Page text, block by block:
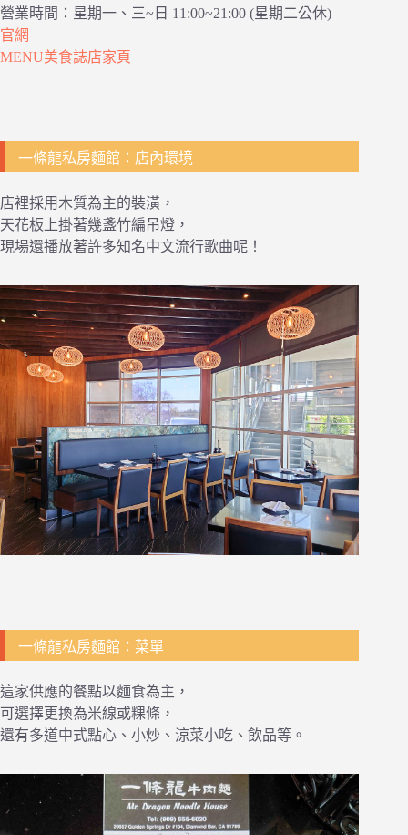
營業時間：星期一、三~日 11:00~21:00 (星期二公休)
官網
MENU美食誌店家頁
一條龍私房麵館：店內環境
店裡採用木質為主的裝潢，
天花板上掛著幾盞竹編吊燈，
現場還播放著許多知名中文流行歌曲呢！
一條龍私房麵館：菜單
這家供應的餐點以麵食為主，
可選擇更換為米線或粿條，
還有多道中式點心、小炒、涼菜小吃、飲品等。